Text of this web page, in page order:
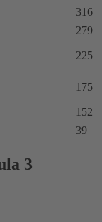
316
279
225
175
152
39
3